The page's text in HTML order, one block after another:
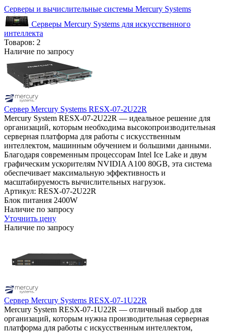
Серверы и вычислительные системы Mercury Systems
Серверы Mercury Systems для искусственного
интеллекта
Товаров: 2
Наличие по запросу
Сервер Mercury Systems RESX-07-2U22R
Mercury System RESX-07-2U22R — идеальное решение для
организаций, которым необходима высокопроизводительная
серверная платформа для работы с искусственным
интеллектом, машинным обучением и большими данными.
Благодаря современным процессорам Intel Ice Lake и двум
графическим ускорителям NVIDIA A100 80GB, эта система
обеспечивает максимальную эффективность и
масштабируемость вычислительных нагрузок.
Артикул: RESX-07-2U22R
Блок питания 2400W
Наличие по запросу
Уточнить цену
Наличие по запросу
Сервер Mercury Systems RESX-07-1U22R
Mercury System RESX-07-1U22R — отличный выбор для
организаций, которым нужна производительная серверная
платформа для работы с искусственным интеллектом,